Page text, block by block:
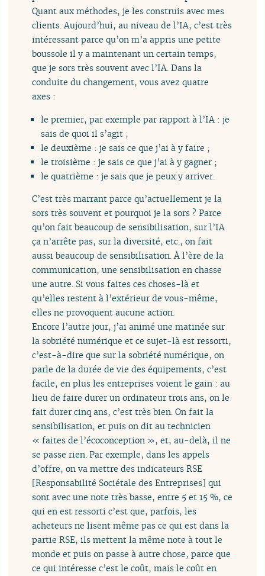
Quant aux méthodes, je les construis avec mes
clients. Aujourd’hui, au niveau de l’IA, c’est très
intéressant parce qu’on m’a appris une petite
boussole il y a maintenant un certain temps,
que je sors très souvent avec l’IA. Dans la
conduite du changement, vous avez quatre
axes :
le premier, par exemple par rapport à l’IA : je
sais de quoi il s’agit ;
le deuxième : je sais ce que j’ai à y faire ;
le troisième : je sais ce que j’ai à y gagner ;
le quatrième : je sais que je peux y arriver.
C’est très marrant parce qu’actuellement je la
sors très souvent et pourquoi je la sors ? Parce
qu’on fait beaucoup de sensibilisation, sur l’IA
ça n’arrête pas, sur la diversité, etc., on fait
aussi beaucoup de sensibilisation. À l’ère de la
communication, une sensibilisation en chasse
une autre. Si vous faites ces choses-là et
qu’elles restent à l’extérieur de vous-même,
elles ne provoquent aucune action.
Encore l’autre jour, j’ai animé une matinée sur
la sobriété numérique et ce sujet-là est ressorti,
c’est-à-dire que sur la sobriété numérique, on
parle de la durée de vie des équipements, c’est
facile, en plus les entreprises voient le gain : au
lieu de faire durer un ordinateur trois ans, on le
fait durer cinq ans, c’est très bien. On fait la
sensibilisation, et puis on dit au technicien
« faites de l’écoconception », et, au-delà, il ne
se passe rien. Par exemple, dans les appels
d’offre, on va mettre des indicateurs RSE
[Responsabilité Sociétale des Entreprises] qui
sont avec une note très basse, entre 5 et 15 %, ce
qui en est ressorti c’est que, parfois, les
acheteurs ne lisent même pas ce qui est dans la
partie RSE, ils mettent la même note à tout le
monde et puis on passe à autre chose, parce que
ce qui intéresse c’est le coût, mais le coût en